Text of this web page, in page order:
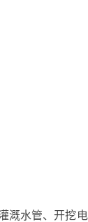
水管、开挖